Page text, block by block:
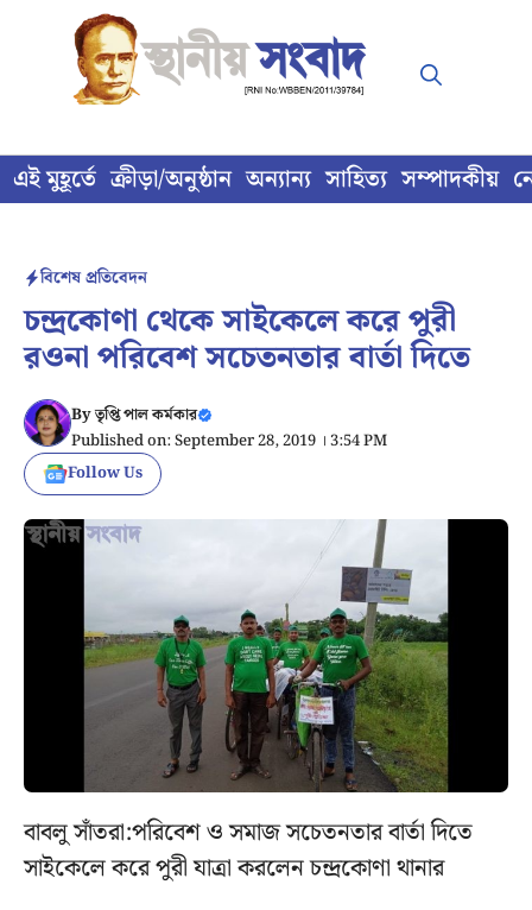
content
এই মুহূর্তে ক্রীড়া/অনুষ্ঠান অন্যান্য সাহিত্য সম্পাদকীয়
বিশেষ প্রতিবেদন
চন্দ্রকোণা থেকে সাইকেলে করে পুরী
রওনা পরিবেশ সচেতনতার বার্তা দিতে
Byতৃপ্তি পাল কর্মকার
Published on: September 28, 2019 । 3:54 PM
Follow Us
বাবলু সাঁতরা:পরিবেশ ও সমাজ সচেতনতার বার্তা দিতে
সাইকেলে করে পুরী যাত্রা করলেন চন্দ্রকোণা থানার